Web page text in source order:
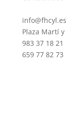
info@fhcyl.es
Plaza Martí
983 37 18 21
659 77 82 73